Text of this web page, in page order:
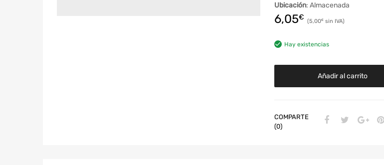
Ubicación: Almacenada
6,05€ 5,00€
Hay existencias
Añadir al carrito
COMPARTE
(0)